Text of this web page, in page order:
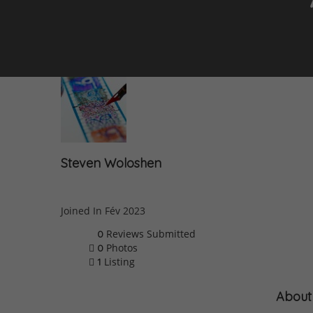
Steven Woloshen
Joined In Fév 2023
0 Reviews Submitted
0 Photos
1 Listing